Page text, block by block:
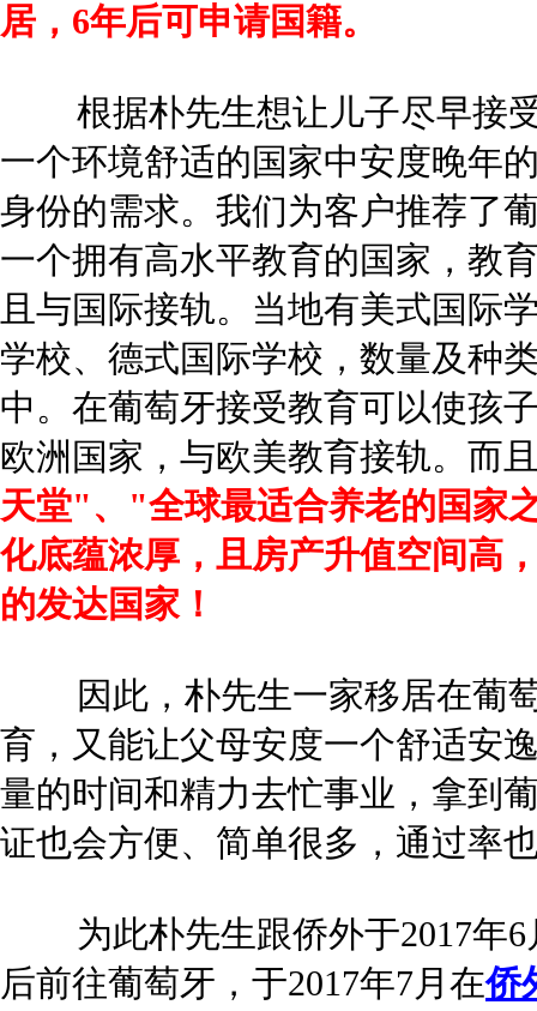
居，6年后可申请国籍。
根据朴先生想让儿子尽早接受
一个环境舒适的国家中安度晚年
身份的需求。我们为客户推荐了
一个拥有高水平教育的国家，教
且与国际接轨。当地有美式国际
学校、德式国际学校，数量及种
中。在葡萄牙接受教育可以使孩
欧洲国家，与欧美教育接轨。而
天堂"、"全球最适合养老的国家
化底蕴浓厚，且房产升值空间高
的发达国家！
因此，朴先生一家移居在葡萄
育，又能让父母安度一个舒适安
量的时间和精力去忙事业，拿到
证也会方便、简单很多，通过率
为此朴先生跟侨外于2017年6
后前往葡萄牙，于2017年7月在侨